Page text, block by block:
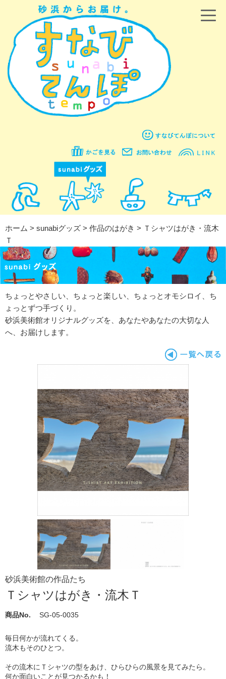
ホーム > sunabiグッズ > 作品のはがき > Ｔシャツはがき・流木
Ｔ
ちょっとやさしい、ちょっと楽しい、ちょっとオモシロイ、ち
ょっとずつ手づくり。
砂浜美術館オリジナルグッズを、あなたやあなたの大切な人
へ、お届けします。
砂浜美術館の作品たち
Ｔシャツはがき・流木Ｔ
商品No. SG-05-0035
毎日何かが流れてくる。
流木もそのひとつ。
その流木にＴシャツの型をあけ、ひらひらの風景を見てみたら。
何か面白いことが見つかるかも！